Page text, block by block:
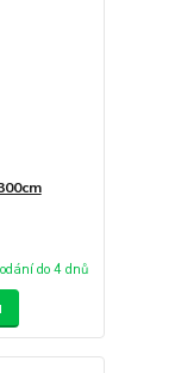
do 4 dnů